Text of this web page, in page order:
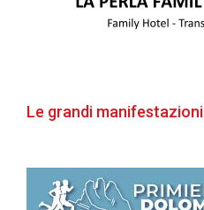
Le grandi manifestazioni